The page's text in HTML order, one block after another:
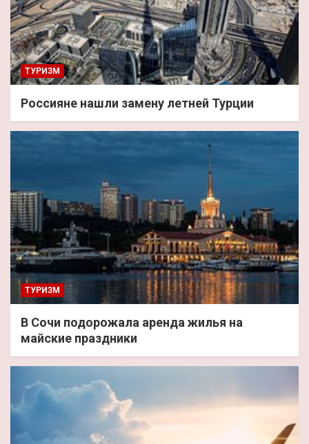
ТУРИЗМ
Россияне нашли замену летней Турции
ТУРИЗМ
В Сочи подорожала аренда жилья на
майские праздники